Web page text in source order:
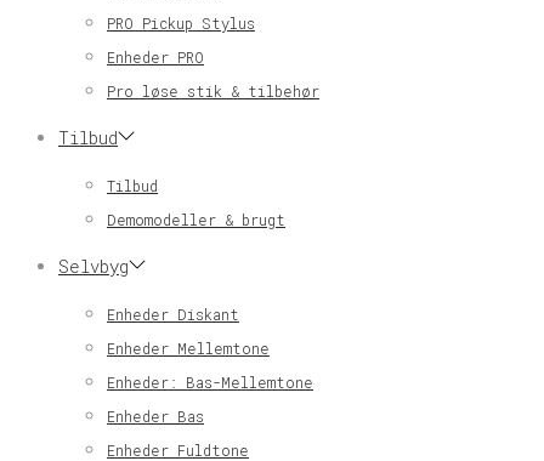
PRO Pickup Stylus
Enheder PRO
Pro løse stik & tilbehør
Tilbud
Tilbud
Demomodeller & brugt
Selvbyg
Enheder Diskant
Enheder Mellemtone
Enheder: Bas-Mellemtone
Enheder Bas
Enheder Fuldtone